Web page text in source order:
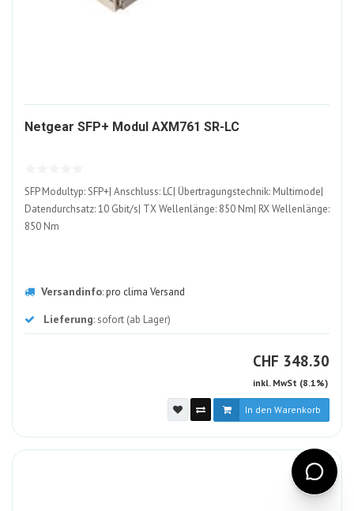
Netgear SFP+ Modul AXM761 SR-LC181446-
SFP Modultyp: SFP+| Anschluss: LC| Übertragungstechnik: Multimode|
Datendurchsatz: 10 Gbit/s| TX Wellenlänge: 850 Nm| RX Wellenlänge:
850 Nm
Versandinfo:pro clima Versand
Lieferung: sofort (ab Lager)
CHF CHF
348.30
inkl. MwSt (8.1%)
In den Warenkorb